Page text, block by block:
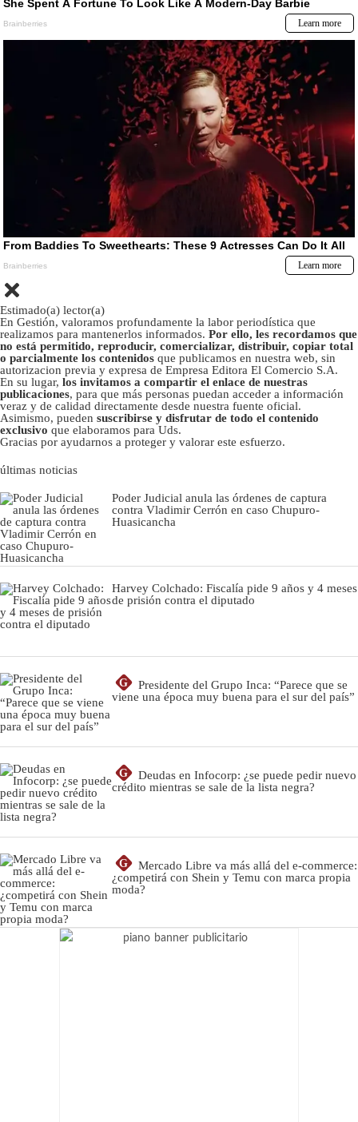
Estimado(a) lector(a)
En Gestión, valoramos profundamente la labor periodística que
realizamos para mantenerlos informados. Por ello, les recordamos que
no está permitido, reproducir, comercializar, distribuir, copiar total
o parcialmente los contenidos que publicamos en nuestra web, sin
autorizacion previa y expresa de Empresa Editora El Comercio S.A.
En su lugar, los invitamos a compartir el enlace de nuestras
publicaciones, para que más personas puedan acceder a información
veraz y de calidad directamente desde nuestra fuente oficial.
Asimismo, pueden suscribirse y disfrutar de todo el contenido
exclusivo que elaboramos para Uds.
Gracias por ayudarnos a proteger y valorar este esfuerzo.
últimas noticias
Poder Judicial anula las órdenes de captura
contra Vladimir Cerrón en caso Chupuro-
Huasicancha
Harvey Colchado: Fiscalía pide 9 años y 4 meses
de prisión contra el diputado
G
Presidente del Grupo Inca: “Parece que se
viene una época muy buena para el sur del país”
G
Deudas en Infocorp: ¿se puede pedir nuevo
crédito mientras se sale de la lista negra?
G
Mercado Libre va más allá del e-commerce:
¿competirá con Shein y Temu con marca propia
moda?